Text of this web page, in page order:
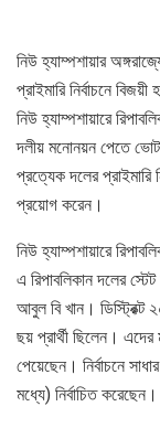
নিউ হ্যাম্পশায়ার
প্রাইমারি নির্বাচনে
নিউ হ্যাম্পশায়ারে
দলীয় মনোনয়ন পেতে
প্রত্যেক দলের প্রাইমারি
প্রয়োগ করেন।
নিউ হ্যাম্পশায়ারে
এ রিপাবলিকান দলের স্টেট
আবুল বি খান। ডিস্ট্রিক্ট
ছয় প্রার্থী ছিলেন।
পেয়েছেন। নির্বাচনে
মধ্যে) নির্বাচিত করেছেন।